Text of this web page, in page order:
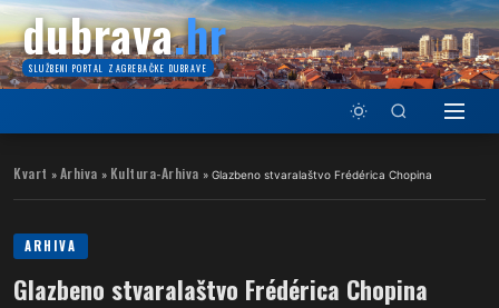
dubrava.hr
SLUŽBENI PORTAL ZAGREBAČKE DUBRAVE
Kvart » Arhiva » Kultura-Arhiva » Glazbeno stvaralaštvo Frédérica Chopina
ARHIVA
Glazbeno stvaralaštvo Frédérica Chopina